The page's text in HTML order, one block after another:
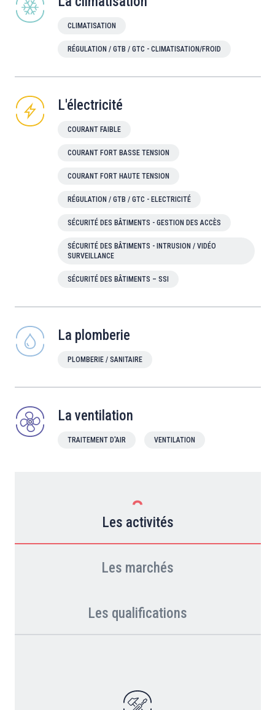
CLIMATISATION
RÉGULATION / GTB / GTC - CLIMATISATION/FROID
L'électricité
COURANT FAIBLE
COURANT FORT BASSE TENSION
COURANT FORT HAUTE TENSION
RÉGULATION / GTB / GTC - ELECTRICITÉ
SÉCURITÉ DES BÂTIMENTS - GESTION DES ACCÈS
SÉCURITÉ DES BÂTIMENTS - INTRUSION / VIDÉO
SURVEILLANCE
SÉCURITÉ DES BÂTIMENTS – SSI
La plomberie
PLOMBERIE / SANITAIRE
La ventilation
TRAITEMENT D'AIR VENTILATION
Les activités
Les marchés
Les qualifications